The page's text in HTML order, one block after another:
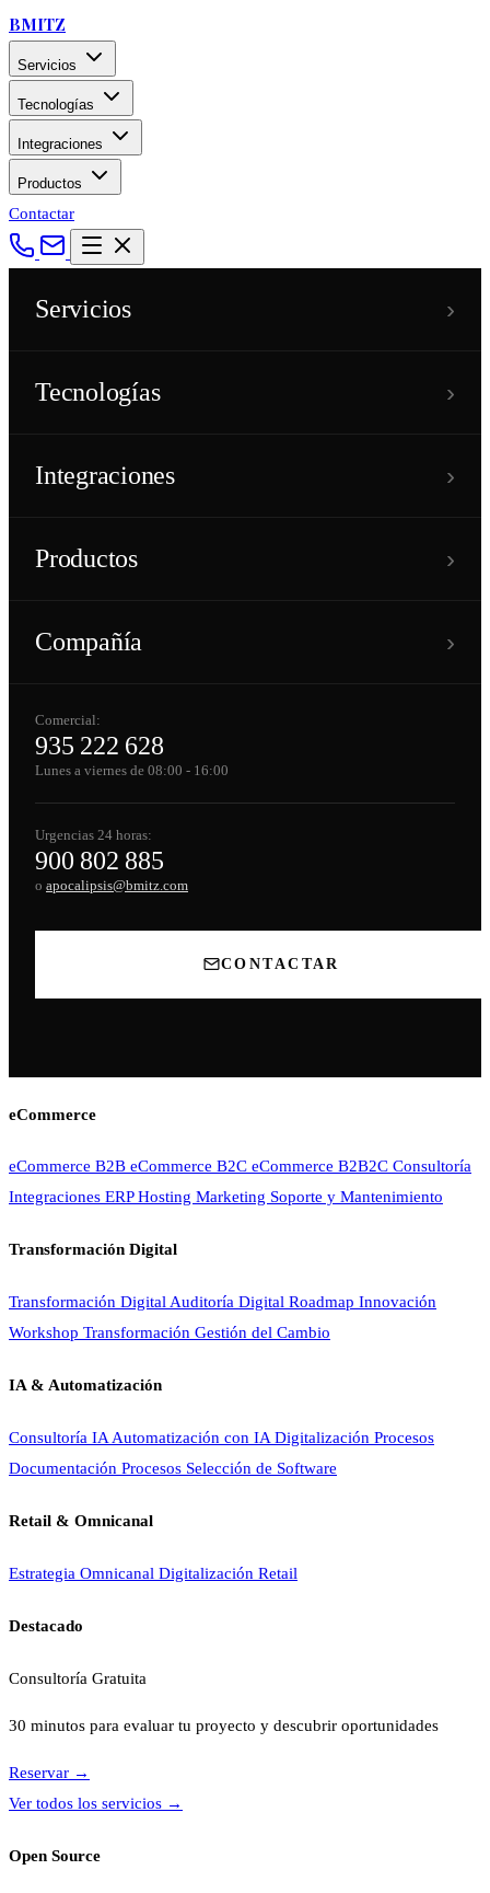
BMITZ
Servicios
Tecnologías
Integraciones
Productos
Contactar
Servicios ›
Tecnologías ›
Integraciones ›
Productos ›
Compañía ›
Comercial:
935 222 628
Lunes a viernes de 08:00 - 16:00
Urgencias 24 horas:
900 802 885
o apocalipsis@bmitz.com
CONTACTAR
eCommerce
eCommerce B2B eCommerce B2C eCommerce B2B2C Consultoría
Integraciones ERPHosting Marketing Soporte y Mantenimiento
Transformación Digital
Transformación DigitalAuditoría Digital Roadmap Innovación
Workshop Transformación Gestión del Cambio
IA & Automatización
Consultoría IAAutomatización con IADigitalización Procesos
Documentación Procesos Selección de Software
Retail & Omnicanal
Estrategia Omnicanal Digitalización Retail
Destacado
Consultoría Gratuita
30 minutos para evaluar tu proyecto y descubrir oportunidades
Reservar →
Ver todos los servicios →
Open Source